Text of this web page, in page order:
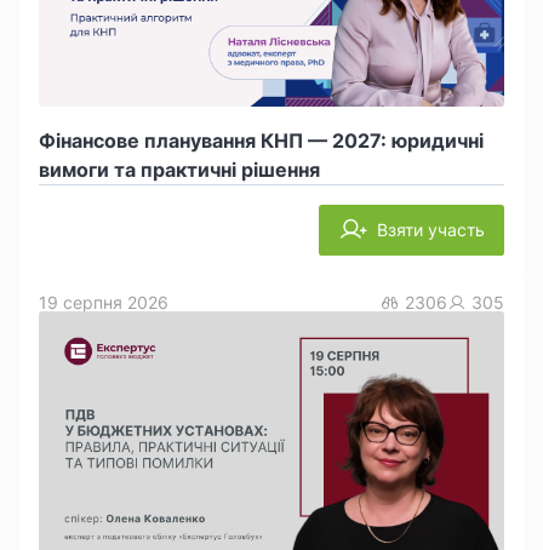
Фінансове планування КНП — 2027: юридичні
вимоги та практичні рішення
Взяти участь
19 серпня 2026 2306 305